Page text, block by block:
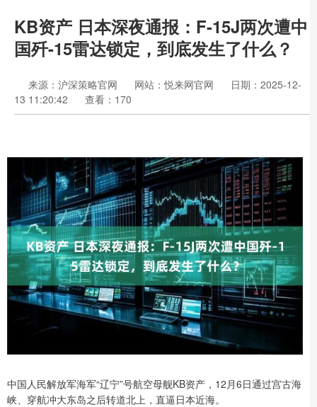
KB资产 日本深夜通报：F-15J两次遭中
国歼-15雷达锁定，到底发生了什么？
来源：沪深策略官网 网站：悦来网官网
日期：2025-12-
13 11:20:42
查看：170
中国人民解放军海军“辽宁”号航空母舰KB资产，12月6日通过宫古海
峡、穿航冲大东岛之后转道北上，直逼日本近海。